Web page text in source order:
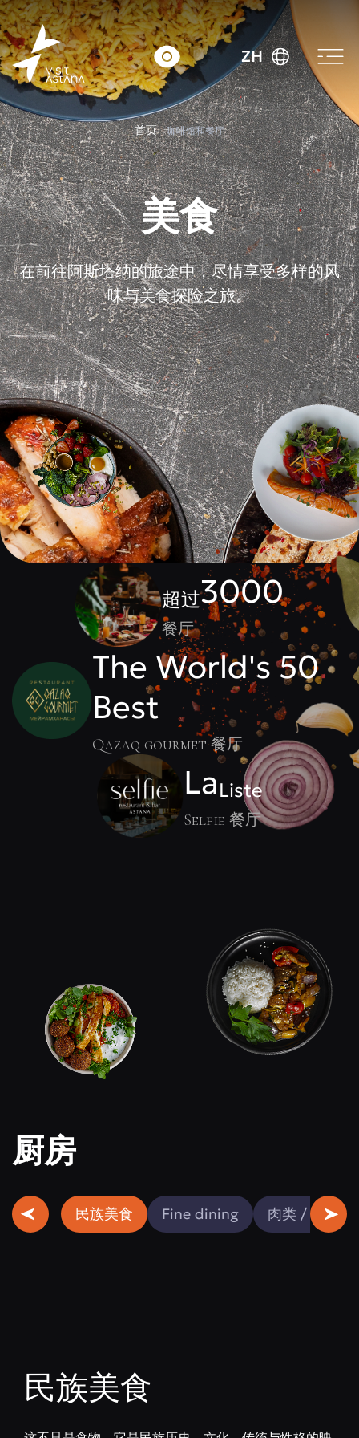
ZH
首页 咖啡馆和餐厅
美食
在前往阿斯塔纳的旅途中，尽情享受多样的风
味与美食探险之旅。
超过3000
餐厅
The World's 50
Best
Qazaq gourmet 餐厅
LaListe
Selfie 餐厅
厨房
民族美食 Fine dining 肉类 / 鱼类
民族美食